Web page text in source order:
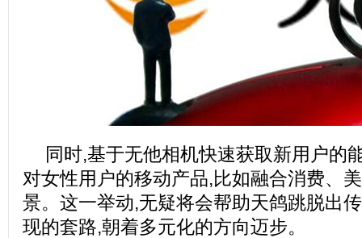
同时,基于无他相机快速获取新用户的
对女性用户的移动产品,比如融合消费、
景。这一举动,无疑将会帮助天鸽跳脱出
现的套路,朝着多元化的方向迈步。